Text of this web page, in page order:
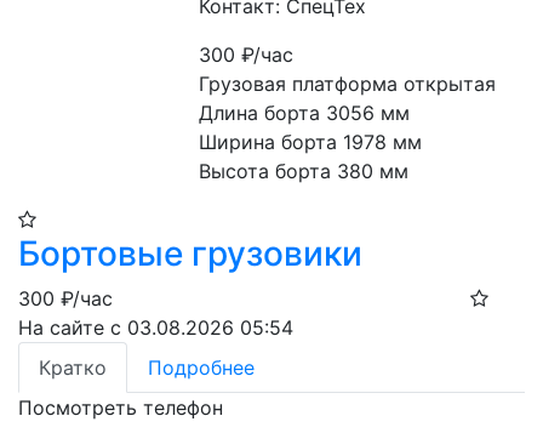
Контакт: СпецТех
300₽/час
Грузовая платформа открытая
Длина борта 3056 мм
Ширина борта 1978 мм
Высота борта 380 мм
Бортовые грузовики
300 ₽/час
На сайте с 03.08.2026 05:54
Кратко
Подробнее
Посмотреть телефон